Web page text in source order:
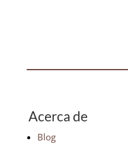
Acerca de
Blog